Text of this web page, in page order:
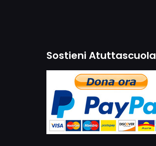
Sostieni Atuttascuola